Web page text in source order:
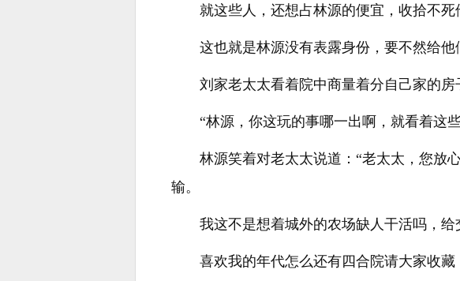
就这些人，还想占林源的便宜，收拾不死
这也就是林源没有表露身份，要不然给他
刘家老太太看着院中商量着分自己家的
“林源，你这玩的事哪一出啊，就看着这
林源笑着对老太太说道：“老太太，您放
输。
我这不是想着城外的农场缺人干活吗，
喜欢我的年代怎么还有四合院请大家收